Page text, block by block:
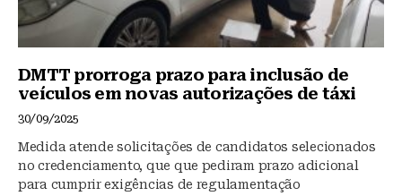
DMTT prorroga prazo para inclusão de
veículos em novas autorizações de táxi
30/09/2025
Medida atende solicitações de candidatos selecionados
no credenciamento, que que pediram prazo adicional
para cumprir exigências de regulamentação